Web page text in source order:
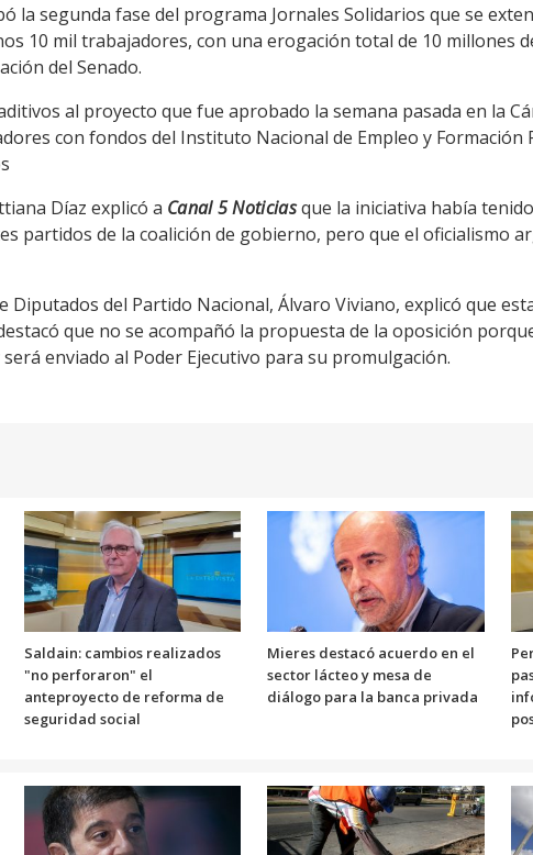
la segunda fase del programa Jornales Solidarios que se
10 mil trabajadores, con una erogación total de 10 millones
del Senado.
al proyecto que fue aprobado la semana pasada en la
con fondos del Instituto Nacional de Empleo y
Díaz explicó a Canal 5 Noticiasque la iniciativa había
partidos de la coalición de gobierno, pero que el oficialismo
Diputados del Partido Nacional, Álvaro Viviano, explicó que
que no se acompañó la propuesta de la oposición
enviado al Poder Ejecutivo para su promulgación.
Saldain: cambios realizados
"no perforaron" el
anteproyecto de reforma de
seguridad social
Mieres destacó acuerdo en el
sector lácteo y mesa de
diálogo para la banca privada